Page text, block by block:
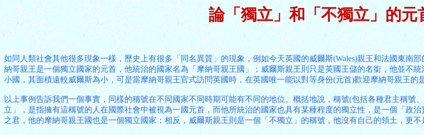
論「獨立」和「不獨立」的元
如同人類社會其他很多現象一樣，歷史上有很多「同名異質」的現象，例如今天英國的威爾斯(Wales)親王和法國東南
納哥親王是一個獨立國家的元首，他統治的國家名為「摩納哥親王國」；威爾斯親王則只是英國王儲的名銜，他並不
小國，其面積遠較威爾斯為小，可是當摩納哥親王官式訪問英國時，在英國唯一能以對等身份(元首)歡迎摩納哥親王的
以上事例告訴我們一個事實，同樣的稱號在不同國家不同時期可能有不同的地位。概括地說，稱號(包括各種君主稱號
立」，是指擁有這稱號的人在國際社會中被視為一國元首，而他所統治的國家也具有某種程度的獨立性，是一個「政
之君，他的摩納哥親王國也是一個獨立國家；相反，威爾斯親王則是一個「不獨立」的稱號，他沒有自己的領土，更不